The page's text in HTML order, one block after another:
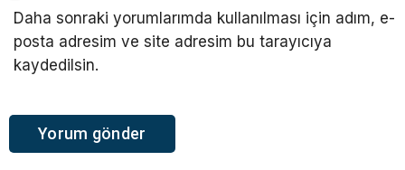
Daha sonraki yorumlarımda kullanılması için adım, e-
posta adresim ve site adresim bu tarayıcıya
kaydedilsin.